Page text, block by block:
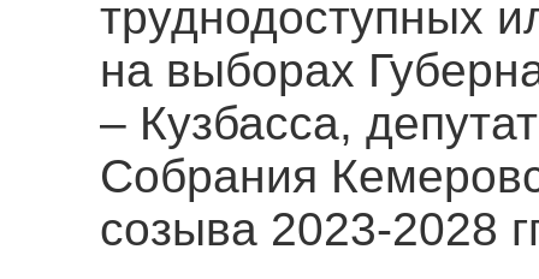
труднодоступных
на выборах
– Кузбасса,
Собрания
созыва 2023-2028